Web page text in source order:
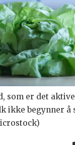
som er det
ikke begynner å